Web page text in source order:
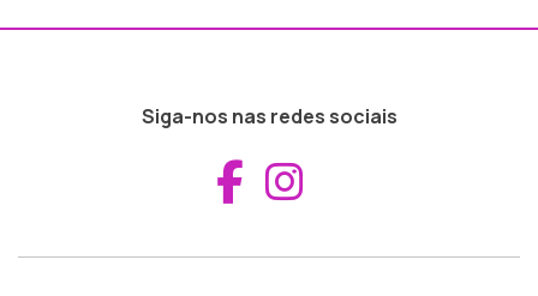
Siga-nos nas redes sociais
Aceder ao